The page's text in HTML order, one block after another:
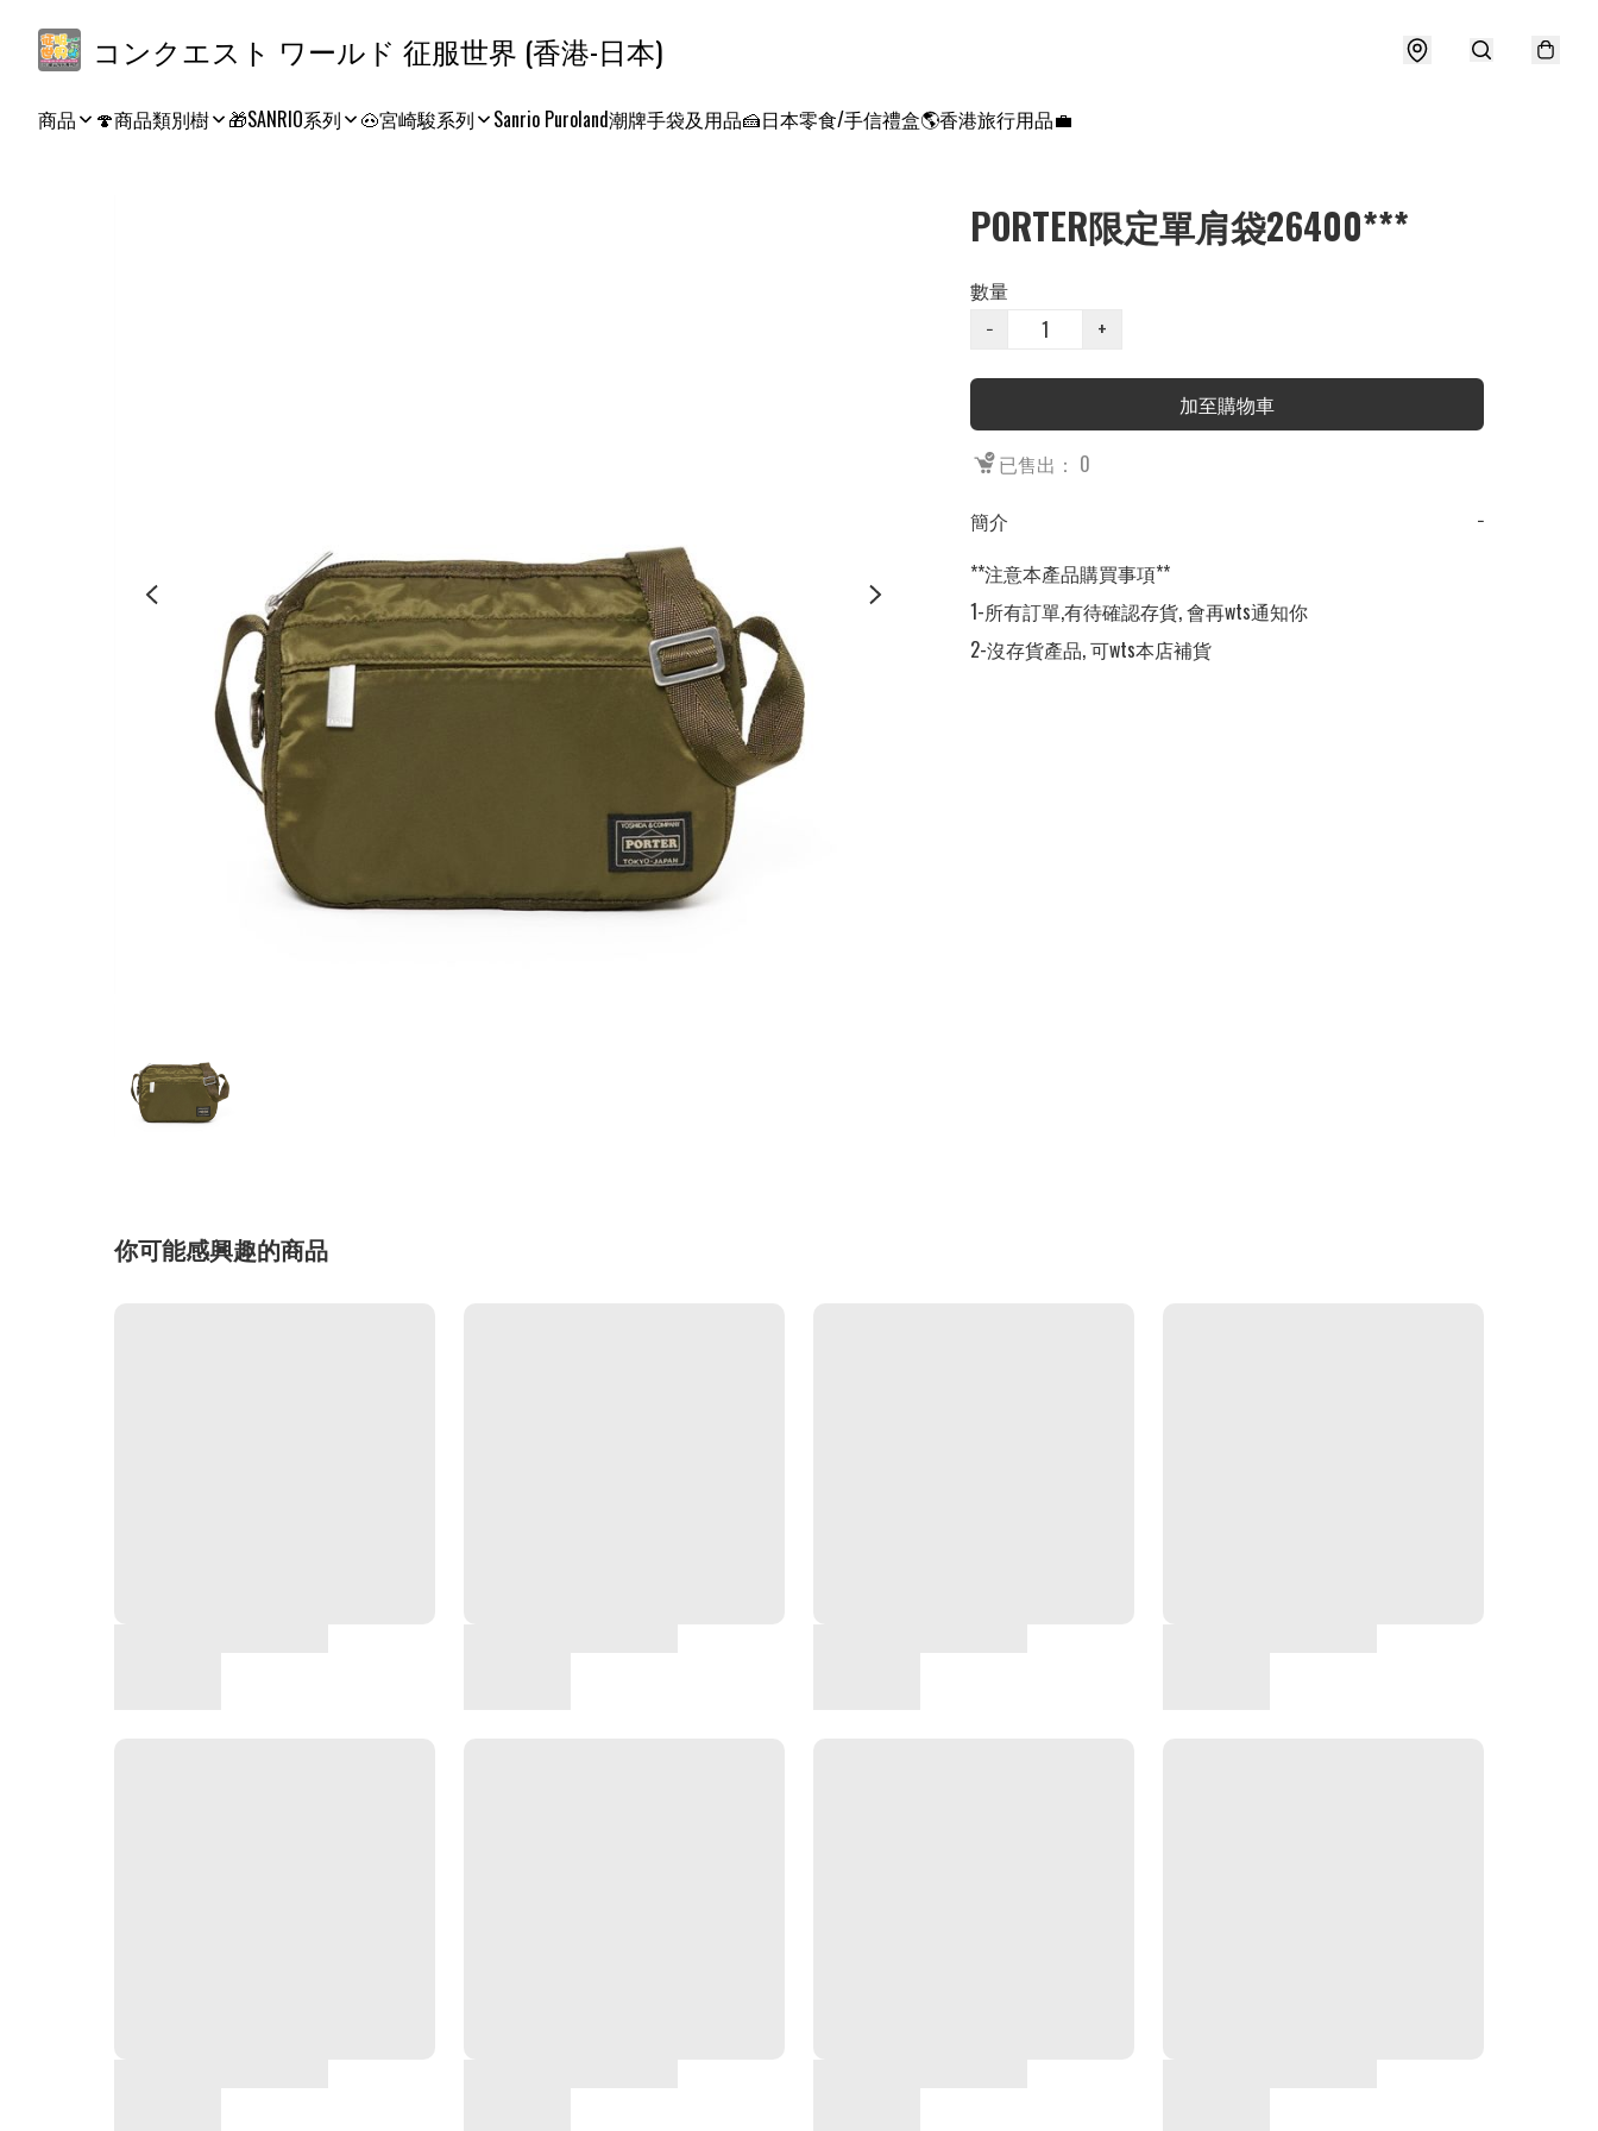
コンクエスト ワールド 征服世界 (香港-日本)
商品 🍄商品類別樹 🎁SANRIO系列 🐽宮崎駿系列 Sanrio Puroland潮牌手袋及用品🍰日本零食/手信禮盒🌎香港旅行用品💼
PORTER限定單肩袋26400***
數量
−
+
加至購物車
已售出： 0
簡介
−
**注意本產品購買事項**
1-所有訂單,有待確認存貨, 會再wts通知你
2-沒存貨產品, 可wts本店補貨
你可能感興趣的商品